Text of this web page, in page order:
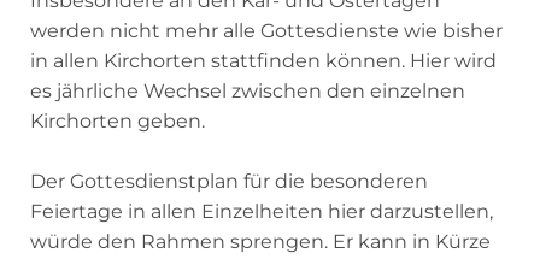
werden nicht mehr alle Gottesdienste wie bisher
in allen Kirchorten stattfinden können. Hier wird
es jährliche Wechsel zwischen den einzelnen
Kirchorten geben.
Der Gottesdienstplan für die besonderen
Feiertage in allen Einzelheiten hier darzustellen,
würde den Rahmen sprengen. Er kann in Kürze